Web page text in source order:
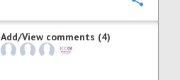
Add/View comments (4)